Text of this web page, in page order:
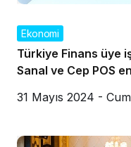
Ekonomi
Türkiye Finans üye
Sanal ve Cep POS
31 Mayıs 2024 -